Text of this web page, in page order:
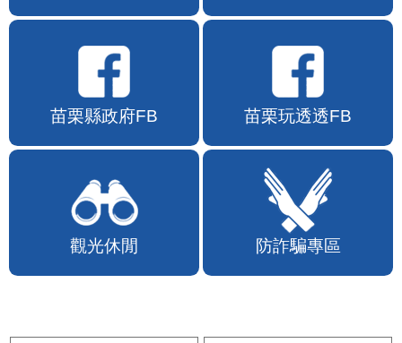
苗栗縣政府FB 苗栗玩透透FB
觀光休閒 防詐騙專區